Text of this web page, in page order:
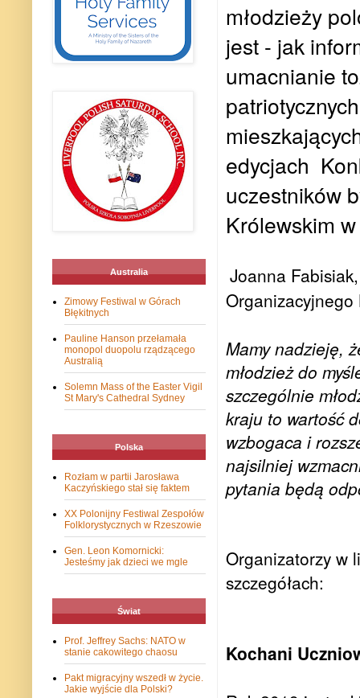
młodzieży
jest - jak
umacnianie
edycjach
uczestników
Królewskim
Joanna
Mamy nadzieję,
młodzież do
szczególnie
kraju to wartość
wzbogaca i
najsilniej
pytania będą
Organizatorzy w
szczegółach:
Kochani
Australia
Zimowy Festiwal w Górach
Błękitnych
Pauline Hanson przełamała
monopol duopolu rządzącego
Australią
Solemn Mass of the Easter Vigil
St Mary's Cathedral Sydney
Polska
Rozłam w partii Jarosława
Kaczyńskiego stał się faktem
XX Polonijny Festiwal Zespołów
Folklorystycznych w Rzeszowie
Gen. Leon Komornicki:
Jesteśmy jak dzieci we mgle
Świat
Prof. Jeffrey Sachs: NATO w
stanie cakowitego chaosu
Pakt migracyjny wszedł w życie.
Jakie wyjście dla Polski?